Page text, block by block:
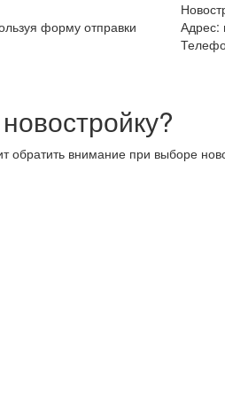
форму отправки
Адрес:
обратить внимание при выборе